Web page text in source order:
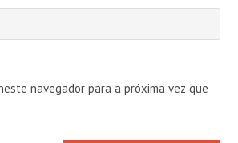
navegador para a próxima vez que